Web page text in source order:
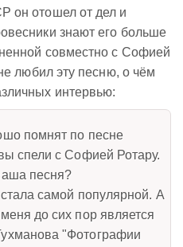
он отошел от дел и
знают его больше
совместно с Софией
любил эту песню, о чём
интервью:
помнят по песне
спели с Софией Ротару.
песня?
самой популярной. А
до сих пор является
"Фотографии